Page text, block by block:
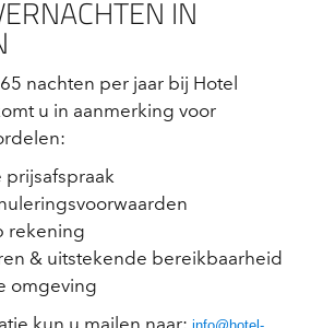
IN
nachten per jaar bij Hotel
u in aanmerking voor
rekening
& uitstekende bereikbaarheid
omgeving
kun u mailen naar: